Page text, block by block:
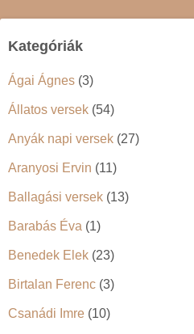
Kategóriák
Ágai Ágnes (3)
Állatos versek (54)
Anyák napi versek (27)
Aranyosi Ervin (11)
Ballagási versek (13)
Barabás Éva (1)
Benedek Elek (23)
Birtalan Ferenc (3)
Csanádi Imre (10)